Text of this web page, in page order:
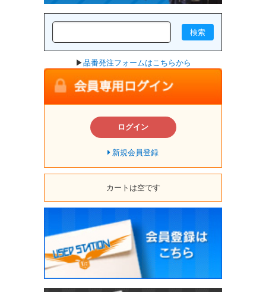
検索
▶品番発注フォームはこちらから
ログイン
新規会員登録
カートは空です